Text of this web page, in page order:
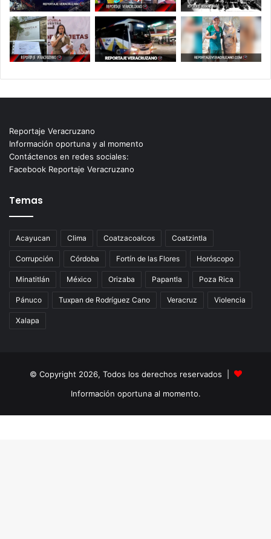
Reportaje Veracruzano
Información oportuna y al momento
Contáctenos en redes sociales:
Facebook Reportaje Veracruzano
Temas
Acayucan Clima Coatzacoalcos Coatzintla
Corrupción Córdoba Fortín de las Flores Horóscopo
Minatitlán México Orizaba Papantla Poza Rica
Pánuco Tuxpan de Rodríguez Cano Veracruz Violencia
Xalapa
© Copyright 2026, Todos los derechos reservados |
Información oportuna al momento.